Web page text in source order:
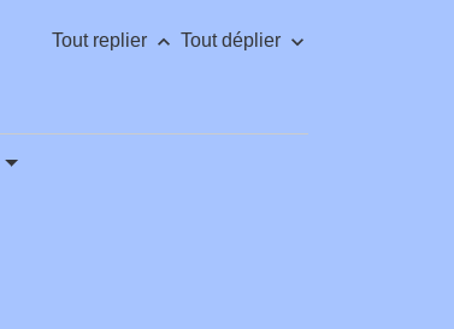
Tout replier keyboard_arrow_up Tout déplier keyboard_arrow_down